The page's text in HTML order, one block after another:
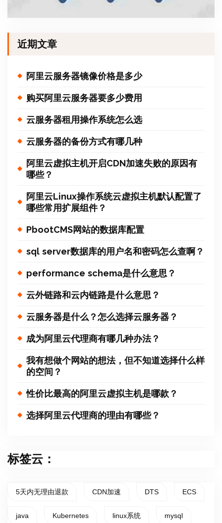
近期文章
阿里云服务器镜像价格是多少
购买阿里云服务器要多少费用
云服务器租用操作系统怎么选
云服务器的备份方式有哪几种
阿里云虚拟主机开启CDN加速失败的原因有
哪些？
阿里云Linux操作系统云虚拟主机默认配置了
哪些常用扩展组件？
PbootCMS网站的数据库配置
sql server数据库的用户名和密码怎么查啊？
performance schema是什么意思？
云外链路和云内链路是什么意思？
云服务器是什么？怎么选择云服务器？
成为阿里云代理商有哪几种办法？
我有想做个网站的想法，但不知道选择什么样
的空间？
性价比最高的阿里云虚拟主机是哪款？
选择阿里云代理商的理由有哪些？
标签云：
5天内无理由退款 CDN加速 DTS ECS
java Kubernetes linux系统 mysql